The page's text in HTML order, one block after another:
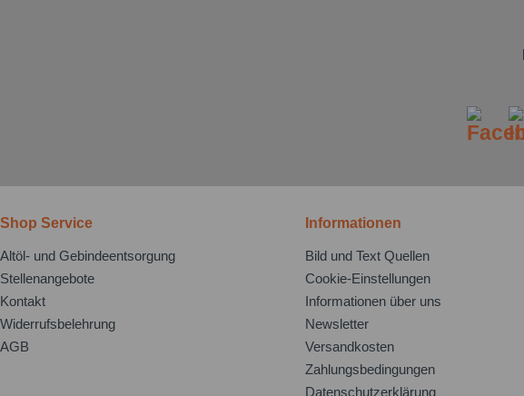
Shop Service
Altöl- und Gebindeentsorgung
Stellenangebote
Kontakt
Widerrufsbelehrung
AGB
Informationen
Bild und Text Quellen
Cookie-Einstellungen
Informationen über uns
Newsletter
Versandkosten
Zahlungsbedingungen
Datenschutzerklärung